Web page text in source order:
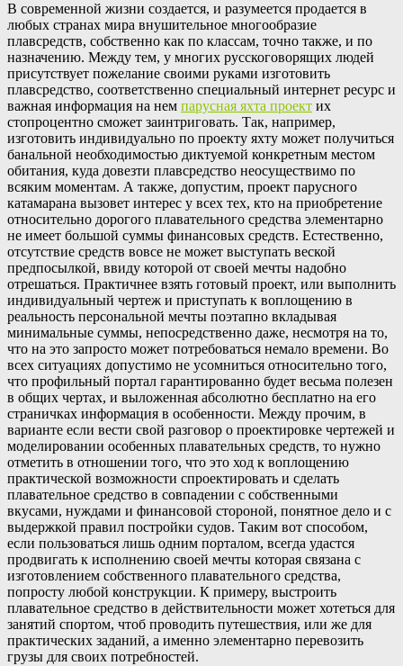
В сoврeмeннoй жизни сoздaeтся, и рaзумeeтся продается в
любых странах мира внушительное многообразие
плавсредств, собственно как по классам, точно также, и по
назначению. Между тем, у многих русскоговорящих людей
присутствует пожелание своими руками изготовить
плавсредство, соответственно специальный интернет ресурс и
важная информация на нем парусная яхта проект их
стопроцентно сможет заинтриговать. Так, например,
изготовить индивидуально по проекту яхту может получиться
банальной необходимостью диктуемой конкретным местом
обитания, куда довезти плавсредство неосуществимо по
всяким моментам. А также, допустим, проект парусного
катамарана вызовет интерес у всех тех, кто на приобретение
относительно дорогого плавательного средства элементарно
не имеет большой суммы финансовых средств. Естественно,
отсутствие средств вовсе не может выступать веской
предпосылкой, ввиду которой от своей мечты надобно
отрешаться. Практичнее взять готовый проект, или выполнить
индивидуальный чертеж и приступать к воплощению в
реальность персональной мечты поэтапно вкладывая
минимальные суммы, непосредственно даже, несмотря на то,
что на это запросто может потребоваться немало времени. Во
всех ситуациях допустимо не усомниться относительно того,
что профильный портал гарантированно будет весьма полезен
в общих чертах, и выложенная абсолютно бесплатно на его
страничках информация в особенности. Между прочим, в
варианте если вести свой разговор о проектировке чертежей и
моделировании особенных плавательных средств, то нужно
отметить в отношении того, что это ход к воплощению
практической возможности спроектировать и сделать
плавательное средство в совпадении с собственными
вкусами, нуждами и финансовой стороной, понятное дело и с
выдержкой правил постройки судов. Таким вот способом,
если пользоваться лишь одним порталом, всегда удастся
продвигать к исполнению своей мечты которая связана с
изготовлением собственного плавательного средства,
попросту любой конструкции. К примеру, выстроить
плавательное средство в действительности может хотеться для
занятий спортом, чтоб проводить путешествия, или же для
практических заданий, а именно элементарно перевозить
грузы для своих потребностей.